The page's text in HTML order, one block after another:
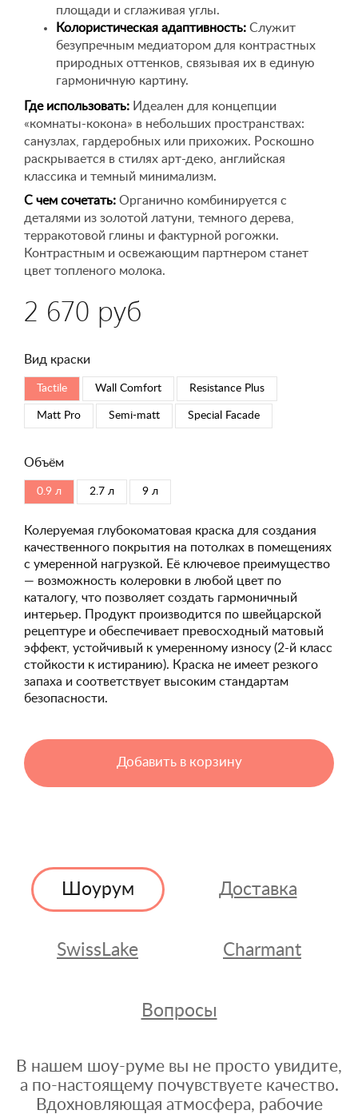
площади и сглаживая углы.
Колористическая адаптивность: Служит
безупречным медиатором для контрастных
природных оттенков, связывая их в единую
гармоничную картину.
Где использовать: Идеален для концепции
«комнаты-кокона» в небольших пространствах:
санузлах, гардеробных или прихожих. Роскошно
раскрывается в стилях арт-деко, английская
классика и темный минимализм.
С чем сочетать: Органично комбинируется с
деталями из золотой латуни, темного дерева,
терракотовой глины и фактурной рогожки.
Контрастным и освежающим партнером станет
цвет топленого молока.
2 670 руб
Вид краски
Tactile Wall Comfort Resistance Plus
Matt Pro Semi-matt Special Faсade
Объём
0.9 л 2.7 л 9 л
Колеруемая глубокоматовая краска для создания
качественного покрытия на потолках в помещениях
с умеренной нагрузкой. Её ключевое преимущество
— возможность колеровки в любой цвет по
каталогу, что позволяет создать гармоничный
интерьер. Продукт производится по швейцарской
рецептуре и обеспечивает превосходный матовый
эффект, устойчивый к умеренному износу (2-й класс
стойкости к истиранию). Краска не имеет резкого
запаха и соответствует высоким стандартам
безопасности.
Добавить в корзину
Шоурум Доставка
SwissLake Charmant
Вопросы
В нашем шоу-руме вы не просто увидите,
а по-настоящему почувствуете качество.
Вдохновляющая атмосфера, рабочие